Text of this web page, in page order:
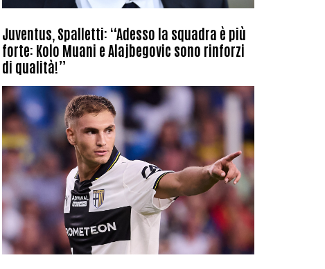
Juventus, Spalletti: “Adesso la squadra è più
forte: Kolo Muani e Alajbegovic sono rinforzi
di qualità!”